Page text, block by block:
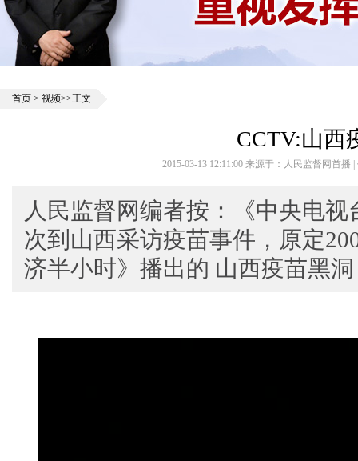
首页 > 视频>>正文
CCTV:山西
2015-03-13 12:11:00 来源于：人民监督网首
人民监督网编者按：《中央电
次到山西采访疫苗事件，原定
济半小时》播出的 山西疫苗黑